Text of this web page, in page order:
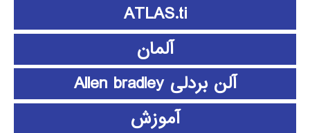
ATLAS.ti
آلمان
آلن بردلی Allen bradley
آموزش